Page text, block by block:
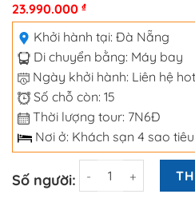
23.990.000 ₫
Khởi hành tại: Đà Nẵng
Di chuyển bằng: Máy bay
Ngày khởi hành: Liên hệ
Số chỗ còn: 15
Thời lượng tour: 7N6Đ
Nơi ở: Khách sạn 4 sao
Số người:
Số lượng